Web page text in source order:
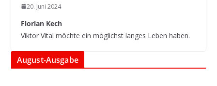
20. Juni 2024
Florian Kech
Viktor Vital möchte ein möglichst langes Leben haben.
August-Ausgabe